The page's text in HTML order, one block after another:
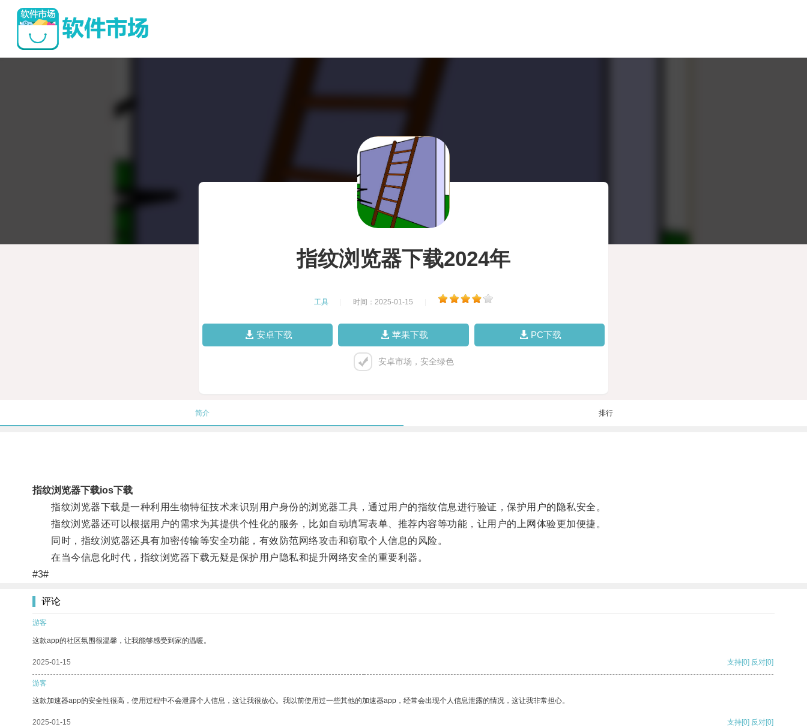
指纹浏览器下载2024年
工具 时间：2025-01-15
安卓下载 苹果下载 PC下载
安卓市场，安全绿色
简介 排行
指纹浏览器下载ios下载
指纹浏览器下载是一种利用生物特征技术来识别用户身份的浏览器工具，通过用户的指纹信息进行验证，保护用户的隐私安全。
指纹浏览器还可以根据用户的需求为其提供个性化的服务，比如自动填写表单、推荐内容等功能，让用户的上网体验更加便捷。
同时，指纹浏览器还具有加密传输等安全功能，有效防范网络攻击和窃取个人信息的风险。
在当今信息化时代，指纹浏览器下载无疑是保护用户隐私和提升网络安全的重要利器。
#3#
评论
游客
这款app的社区氛围很温馨，让我能够感受到家的温暖。
2025-01-15 支持[0] 反对[0]
游客
这款加速器app的安全性很高，使用过程中不会泄露个人信息，这让我很放心。我以前使用过一些其他的加速器app，经常会出现个人信息泄露的情况，这让我非常担心。
2025-01-15 支持[0] 反对[0]